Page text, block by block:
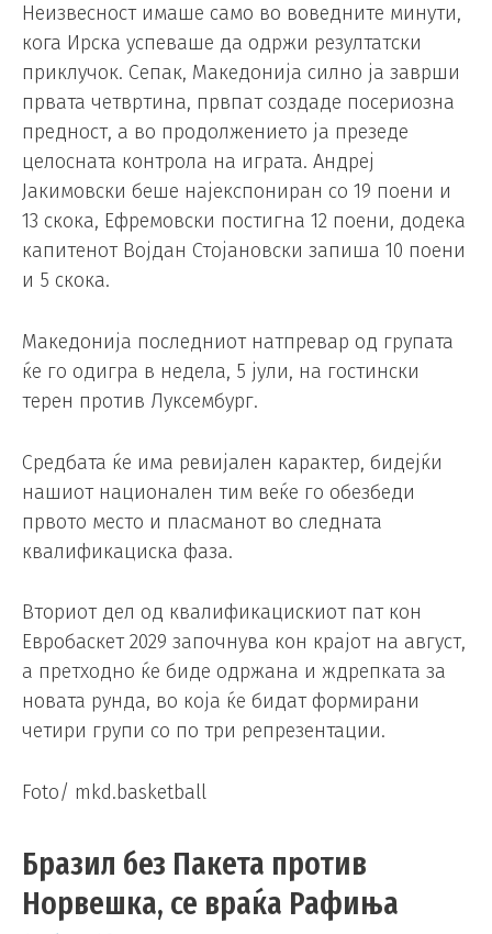
Неизвесност имаше само во воведните минути,
кога Ирска успеваше да одржи резултатски
приклучок. Сепак, Македонија силно ја заврши
првата четвртина, првпат создаде посериозна
предност, а во продолжението ја презеде
целосната контрола на играта. Андреј
Јакимовски беше најекспониран со 19 поени и
13 скока, Ефремовски постигна 12 поени, додека
капитенот Војдан Стојановски запиша 10 поени
и 5 скока.
Македонија последниот натпревар од групата
ќе го одигра в недела, 5 јули, на гостински
терен против Луксембург.
Средбата ќе има ревијален карактер, бидејќи
нашиот национален тим веќе го обезбеди
првото место и пласманот во следната
квалификациска фаза.
Вториот дел од квалификацискиот пат кон
Евробаскет 2029 започнува кон крајот на август,
а претходно ќе биде одржана и ждрепката за
новата рунда, во која ќе бидат формирани
четири групи со по три репрезентации.
Foto/ mkd.basketball
Бразил без Пакета против
Норвешка, се враќа Рафиња